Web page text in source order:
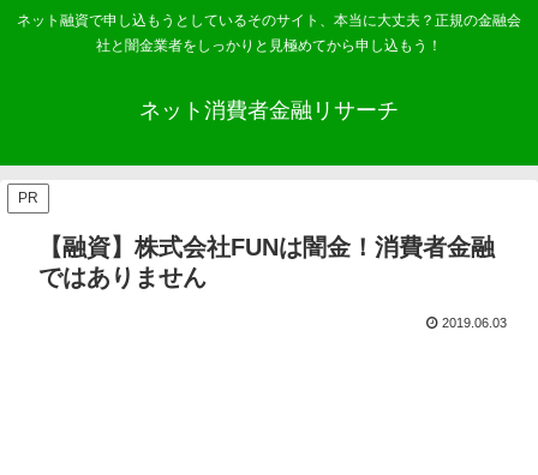
ネット融資で申し込もうとしているそのサイト、本当に大丈夫？正規の金融会
社と闇金業者をしっかりと見極めてから申し込もう！
ネット消費者金融リサーチ
PR
【融資】株式会社FUNは闇金！消費者金融
ではありません
2019.06.03